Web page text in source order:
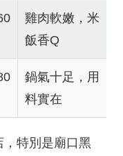
雞肉軟嫩，米
飯香Q
鍋氣十足，用
料實在
特別是廟口黑